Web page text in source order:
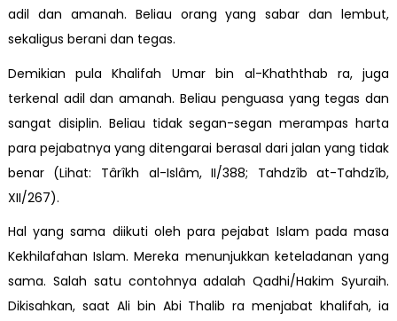
adil dan amanah. Beliau orang yang sabar dan lembut,
sekaligus berani dan tegas.
Demikian pula Khalifah Umar bin al-Khaththab ra, juga
terkenal adil dan amanah. Beliau penguasa yang tegas dan
sangat disiplin. Beliau tidak segan-segan merampas harta
para pejabatnya yang ditengarai berasal dari jalan yang tidak
benar (Lihat: Târîkh al-Islâm, II/388; Tahdzîb at-Tahdzîb,
XII/267).
Hal yang sama diikuti oleh para pejabat Islam pada masa
Kekhilafahan Islam. Mereka menunjukkan keteladanan yang
sama. Salah satu contohnya adalah Qadhi/Hakim Syuraih.
Dikisahkan, saat Ali bin Abi Thalib ra menjabat khalifah, ia